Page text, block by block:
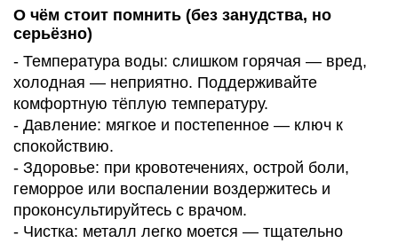
О чём стоит помнить (без занудства, но
серьёзно)
- Температура воды: слишком горячая — вред,
холодная — неприятно. Поддерживайте
комфортную тёплую температуру.
- Давление: мягкое и постепенное — ключ к
спокойствию.
- Здоровье: при кровотечениях, острой боли,
геморрое или воспалении воздержитесь и
проконсультируйтесь с врачом.
- Чистка: металл легко моется — тщательно